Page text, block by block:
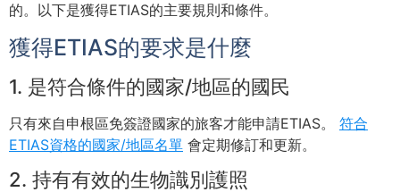
的。以下是獲得ETIAS的主要規則和條件。
獲得ETIAS的要求是什麼
1. 是符合條件的國家/地區的國民
只有來自申根區免簽證國家的旅客才能申請ETIAS。 符合
ETIAS資格的國家/地區名單 會定期修訂和更新。
2. 持有有效的生物識別護照